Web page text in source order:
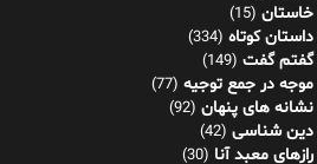
خاستان (15)
داستان کوتاه (334)
گفتم گفت (149)
موجه در جمع توجیه (77)
نشانه های پنهان (92)
دین شناسی (42)
رازهای معبد آنا (30)